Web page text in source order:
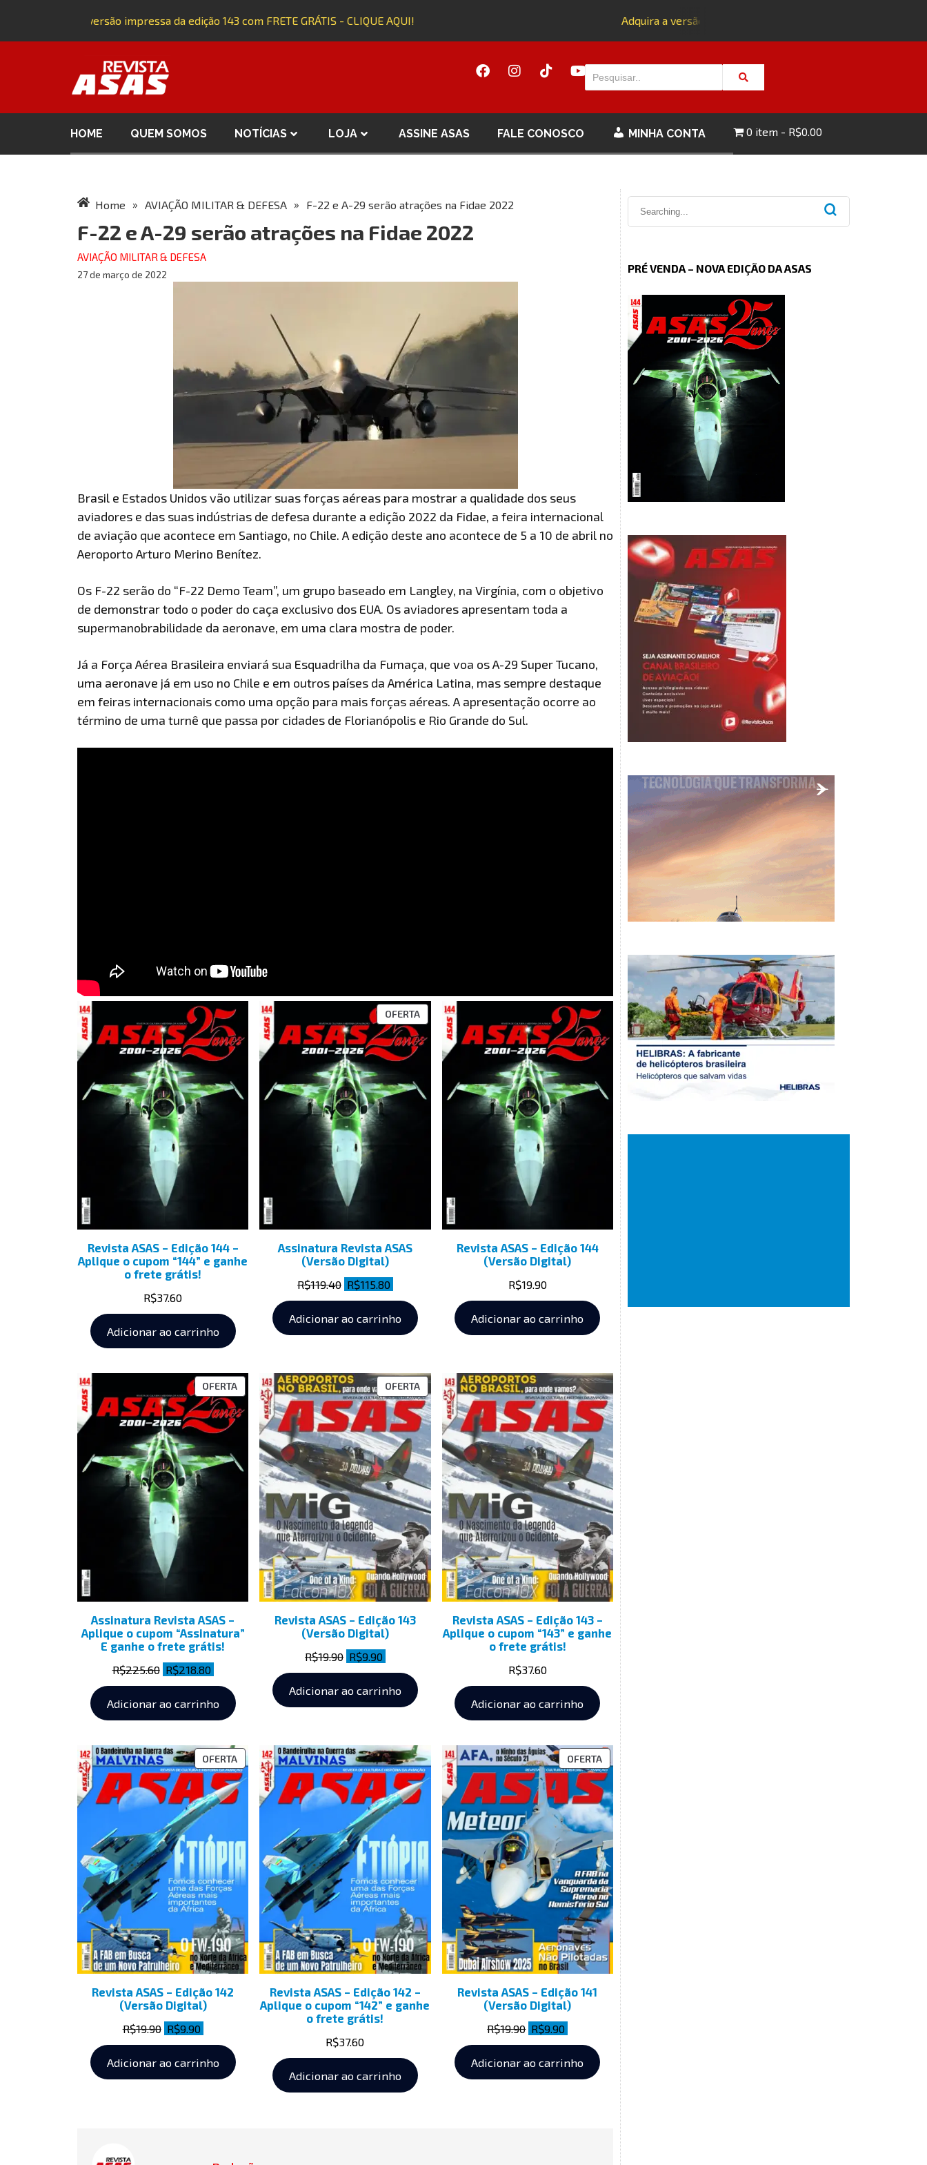
Adquira a versão impressa da edição 143 com FRETE GRÁTIS - CLIQUE AQUI! Adquira a versão impressa da edição 143 com FRETE GRÁTIS -
HOME QUEM SOMOS NOTÍCIAS LOJA ASSINE ASAS FALE CONOSCO MINHA CONTA 0 item R$0.00
Home » AVIAÇÃO MILITAR & DEFESA » F-22 e A-29 serão atrações na Fidae 2022
F-22 e A-29 serão atrações na Fidae 2022
AVIAÇÃO MILITAR & DEFESA
27 de março de 2022
Brasil e Estados Unidos vão utilizar suas forças aéreas para mostrar a qualidade dos seus
aviadores e das suas indústrias de defesa durante a edição 2022 da Fidae, a feira internacional
de aviação que acontece em Santiago, no Chile. A edição deste ano acontece de 5 a 10 de abril no
Aeroporto Arturo Merino Benítez.
Os F-22 serão do “F-22 Demo Team”, um grupo baseado em Langley, na Virgínia, com o objetivo
de demonstrar todo o poder do caça exclusivo dos EUA. Os aviadores apresentam toda a
supermanobrabilidade da aeronave, em uma clara mostra de poder.
Já a Força Aérea Brasileira enviará sua Esquadrilha da Fumaça, que voa os A-29 Super Tucano,
uma aeronave já em uso no Chile e em outros países da América Latina, mas sempre destaque
em feiras internacionais como uma opção para mais forças aéreas. A apresentação ocorre ao
término de uma turnê que passa por cidades de Florianópolis e Rio Grande do Sul.
Revista ASAS – Edição 144 –
Aplique o cupom “144” e ganhe
o frete grátis!
R$37.60
Adicionar ao carrinho
OFERTA
Assinatura Revista ASAS
(Versão Digital)
R$119.40 R$115.80
Adicionar ao carrinho
Revista ASAS – Edição 144
(Versão Digital)
R$19.90
Adicionar ao carrinho
OFERTA
Assinatura Revista ASAS –
Aplique o cupom “Assinatura”
E ganhe o frete grátis!
R$225.60 R$218.80
Adicionar ao carrinho
OFERTA
Revista ASAS – Edição 143
(Versão Digital)
R$19.90 R$9.90
Adicionar ao carrinho
Revista ASAS – Edição 143 –
Aplique o cupom “143” e ganhe
o frete grátis!
R$37.60
Adicionar ao carrinho
OFERTA
Revista ASAS – Edição 142
(Versão Digital)
R$19.90 R$9.90
Adicionar ao carrinho
Revista ASAS – Edição 142 –
Aplique o cupom “142” e ganhe
o frete grátis!
R$37.60
Adicionar ao carrinho
OFERTA
Revista ASAS – Edição 141
(Versão Digital)
R$19.90 R$9.90
Adicionar ao carrinho
PRÉ VENDA – NOVA EDIÇÃO DA ASAS